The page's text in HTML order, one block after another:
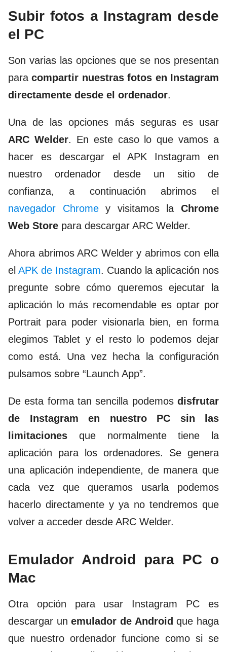
Subir fotos a Instagram desde
el PC
Son varias las opciones que se nos presentan
paracompartir nuestras fotos en Instagram
directamente desde el ordenador.
Una de las opciones más seguras es usar
ARC Welder. En este caso lo que vamos a
hacer es descargar el APK Instagram en
nuestro ordenador desde un sitio de
confianza, a continuación abrimos el
navegador Chromey visitamos laChrome
Web Store para descargar ARC Welder.
Ahora abrimos ARC Welder y abrimos con ella
el APK de Instagram. Cuando la aplicación nos
pregunte sobre cómo queremos ejecutar la
aplicación lo más recomendable es optar por
Portrait para poder visionarla bien, en forma
elegimos Tablet y el resto lo podemos dejar
como está. Una vez hecha la configuración
pulsamos sobre “Launch App”.
De esta forma tan sencilla podemos disfrutar
de Instagram en nuestro PC sin las
limitaciones que normalmente tiene la
aplicación para los ordenadores. Se genera
una aplicación independiente, de manera que
cada vez que queramos usarla podemos
hacerlo directamente y ya no tendremos que
volver a acceder desde ARC Welder.
Emulador Android para PC o
Mac
Otra opción para usar Instagram PC es
descargar unemulador de Android que haga
que nuestro ordenador funcione como si se